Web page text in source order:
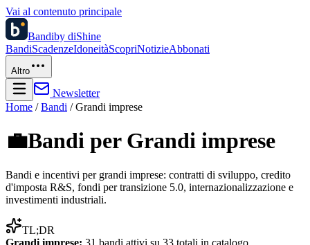
Vai al contenuto principale
Bandiby diShine
BandiScadenzeIdoneitàScopriNotizieAbbonati
Altro
Newsletter
Home /Bandi /Grandi imprese
💼Bandi per Grandi imprese
Bandi e incentivi per grandi imprese: contratti di sviluppo, credito
d'imposta R&S, fondi per transizione 5.0, internazionalizzazione e
investimenti industriali.
TL;DR
Grandi imprese: 31 bandi attivi su 33 totali in catalogo.